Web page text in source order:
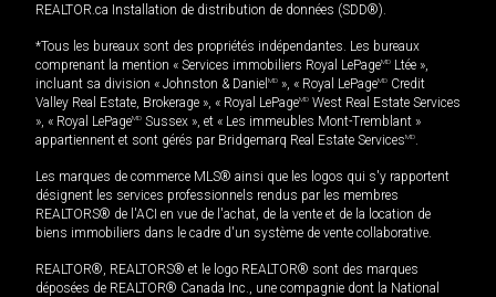
REALTOR.ca Installation de distribution de données (SDD®).
*Tous les bureaux sont des propriétés indépendantes. Les bureaux
comprenant la mention « Services immobiliers Royal LePageMD Ltée »,
incluant sa division « Johnston & Daniel MD », « Royal LePageMD Credit
Valley Real Estate, Brokerage », « Royal LePageMD West Real Estate Services
», « Royal LePageMD Sussex », et « Les immeubles Mont-Tremblant »
appartiennent et sont gérés par Bridgemarq Real Estate ServicesMD.
Les marques de commerce MLS® ainsi que les logos qui s'y rapportent
désignent les services professionnels rendus par les membres
REALTORS® de l'ACI en vue de l'achat, de la vente et de la location de
biens immobiliers dans le cadre d'un système de vente collaborative.
REALTOR®, REALTORS® et le logo REALTOR® sont des marques
déposées de REALTOR® Canada Inc., une compagnie dont la National